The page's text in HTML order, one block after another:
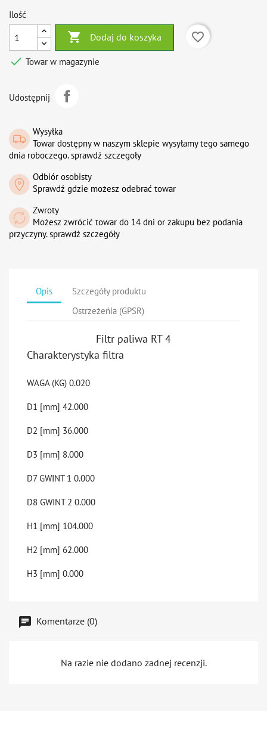
Ilość
 Dodaj do koszyka
favorite_border
 Towar w magazynie
Udostępnij
Wysyłka
Towar dostępny w naszym sklepie wysyłamy tego samego
dnia roboczego. sprawdź szczegoły
Odbiór osobisty
Sprawdź gdzie możesz odebrać towar
Zwroty
Możesz zwrócić towar do 14 dni or zakupu bez podania
przyczyny. sprawdź szczegóły
Opis
Szczegóły produktu
Ostrzeżeńia (GPSR)
Filtr paliwa RT 4
Charakterystyka filtra
WAGA (KG) 0.020
D1 [mm] 42.000
D2 [mm] 36.000
D3 [mm] 8.000
D7 GWINT 1 0.000
D8 GWINT 2 0.000
H1 [mm] 104.000
H2 [mm] 62.000
H3 [mm] 0.000
Komentarze (0)
Na razie nie dodano żadnej recenzji.